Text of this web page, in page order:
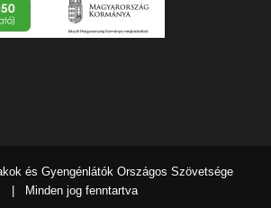
és Gyengénlátók Országos Szövetsége
| Minden jog fenntartva